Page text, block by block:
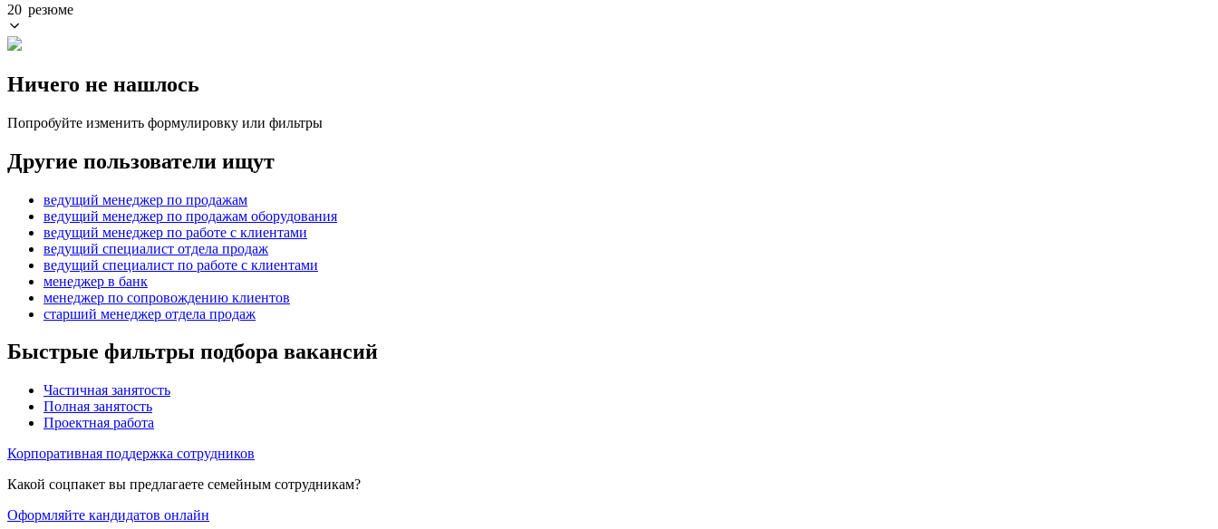
20 резюме
Ничего не нашлось
Попробуйте изменить формулировку или фильтры
Другие пользователи ищут
ведущий менеджер по продажам
ведущий менеджер по продажам оборудования
ведущий менеджер по работе с клиентами
ведущий специалист отдела продаж
ведущий специалист по работе с клиентами
менеджер в банк
менеджер по сопровождению клиентов
старший менеджер отдела продаж
Быстрые фильтры подбора вакансий
Частичная занятость
Полная занятость
Проектная работа
Корпоративная поддержка сотрудников
Какой соцпакет вы предлагаете семейным сотрудникам?
Оформляйте кандидатов онлайн